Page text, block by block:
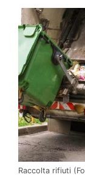
Raccolta rifiuti